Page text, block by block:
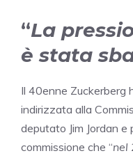
“La
è stata
Il 40enne Zuckerberg
indirizzata alla
deputato Jim Jordan e
commissione che “nel